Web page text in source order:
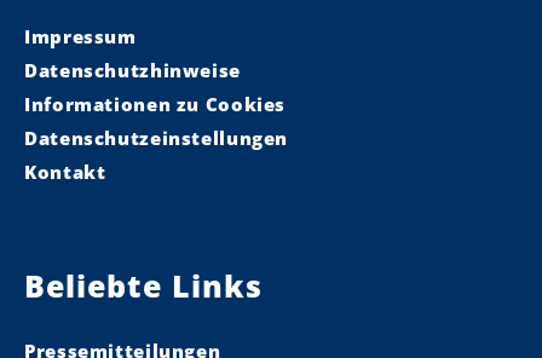
Impressum
Datenschutzhinweise
Informationen zu Cookies
Datenschutzeinstellungen
Kontakt
Beliebte Links
Pressemitteilungen